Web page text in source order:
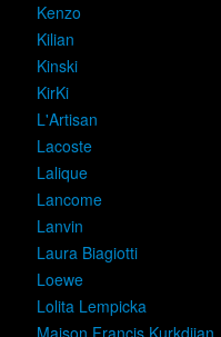
Kenzo
Kilian
Kinski
KirKi
L'Artisan
Lacoste
Lalique
Lancome
Lanvin
Laura Biagiotti
Loewe
Lolita Lempicka
Maison Francis Kurkdjian